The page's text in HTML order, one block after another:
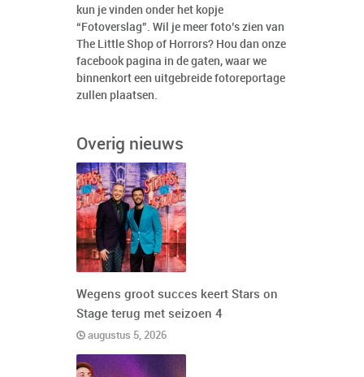
kun je vinden onder het kopje
“Fotoverslag”. Wil je meer foto’s zien van
The Little Shop of Horrors? Hou dan onze
facebook pagina in de gaten, waar we
binnenkort een uitgebreide fotoreportage
zullen plaatsen.
Overig nieuws
Wegens groot succes keert Stars on
Stage terug met seizoen 4
augustus 5, 2026